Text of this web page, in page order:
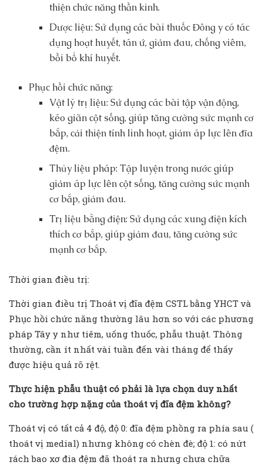
thiện chức năng thần kinh.
Dược liệu: Sử dụng các bài thuốc Đông y có tác
dụng hoạt huyết, tán ứ, giảm đau, chống viêm,
bồi bổ khí huyết.
Phục hồi chức năng:
Vật lý trị liệu: Sử dụng các bài tập vận động,
kéo giãn cột sống, giúp tăng cường sức mạnh cơ
bắp, cải thiện tính linh hoạt, giảm áp lực lên đĩa
đệm.
Thủy liệu pháp: Tập luyện trong nước giúp
giảm áp lực lên cột sống, tăng cường sức mạnh
cơ bắp, giảm đau.
Trị liệu bằng điện: Sử dụng các xung điện kích
thích cơ bắp, giúp giảm đau, tăng cường sức
mạnh cơ bắp.
Thời gian điều trị:
Thời gian điều trị Thoát vị đĩa đệm CSTL bằng YHCT và
Phục hồi chức năng thường lâu hơn so với các phương
pháp Tây y như tiêm, uống thuốc, phẫu thuật. Thông
thường, cần ít nhất vài tuần đến vài tháng để thấy
được hiệu quả rõ rệt.
Thực hiện phẫu thuật có phải là lựa chọn duy nhất
cho trường hợp nặng của thoát vị đĩa đệm không?
Thoát vị có tất cả 4 độ, độ 0: đĩa đệm phồng ra phía sau (
thoát vị medial) nhưng không có chèn đè; độ 1: có nứt
rách bao xơ đia đệm đã thoát ra nhưng chưa chữa